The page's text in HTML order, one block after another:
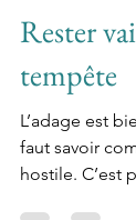
Elisabeth
8 mai 2023
Rester
tempête